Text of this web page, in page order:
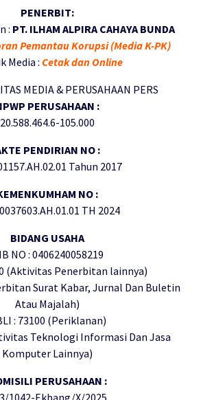
PENERBIT:
: PT. ILHAM ALPIRA CAHAYA BUNDA
Pemantau Korupsi (Media K-PK)
Media : Cetak dan Online
MEDIA & PERUSAHAAN PERS
PERUSAHAAN :
20.588.464.6-105.000
PENDIRIAN NO :
Tahun 2017
NO :
TH 2024
BIDANG USAHA
NO : 0406240058219
(Aktivitas Penerbitan lainnya)
Surat Kabar, Jurnal Dan Buletin
Atau Majalah)
: 73100 (Periklanan)
Teknologi Informasi Dan Jasa
Komputer Lainnya)
PERUSAHAAN :
1042-Ekbang/X/2025